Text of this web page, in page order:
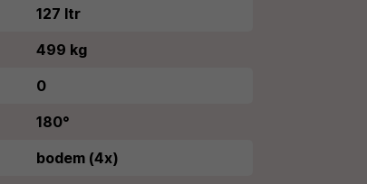
127 ltr
499 kg
0
180°
bodem (4x)